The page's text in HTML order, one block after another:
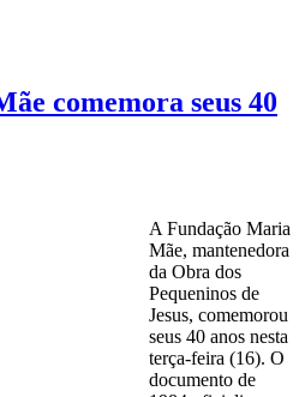
comemora seus 40
A Fundação Maria
Mãe, mantenedora
da Obra dos
Pequeninos de
Jesus, comemorou
seus 40 anos nesta
terça-feira (16). O
documento de